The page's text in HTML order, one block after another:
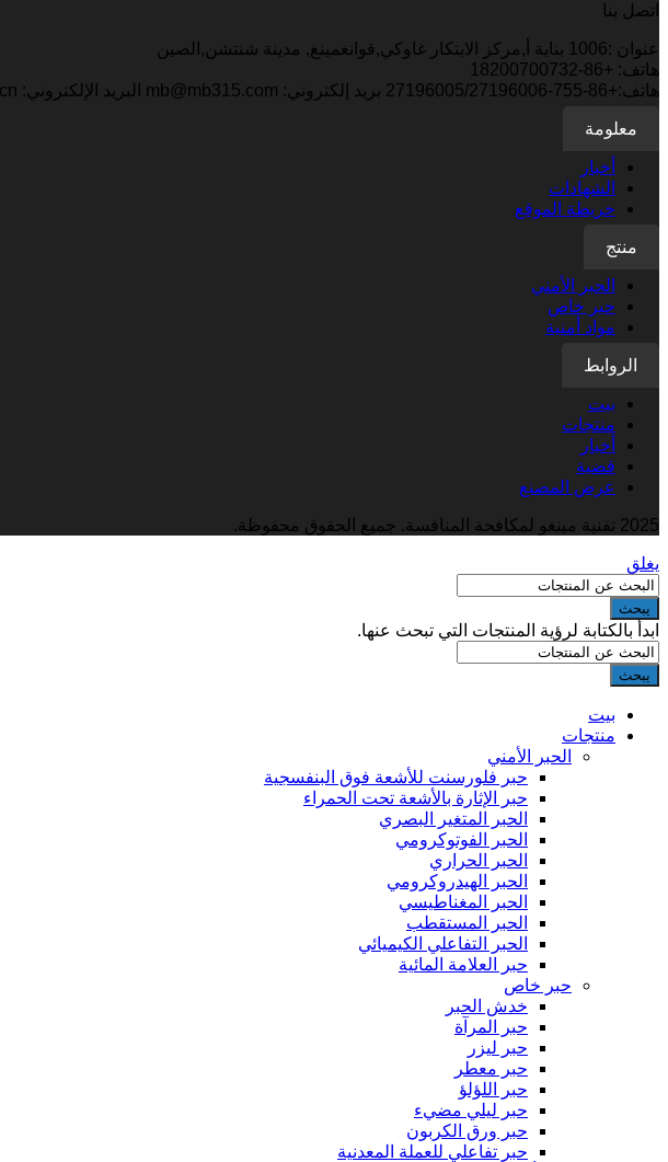
اتصل بنا
عنوان :1006 بناية أ,مركز الابتكار غاوكي,قوانغمينغ, مدينة شنتشن,الصين
هاتف: +86-18200700732
هاتف:+86-755-27196005/27196006 بريد إلكتروني: mb@mb315.com البريد الإلكتروني: mb002@mingbo.com.cn
معلومة
أخبار
الشهادات
خريطة الموقع
منتج
الحبر الأمني
حبر خاص
مواد أمنية
الروابط
بيت
منتجات
أخبار
قضية
عرض المصنع
2025 تقنية مينغو لمكافحة المنافسة. جميع الحقوق محفوظة.
يغلق
يبحث
ابدأ بالكتابة لرؤية المنتجات التي تبحث عنها.
يبحث
بيت
منتجات
الحبر الأمني
حبر فلورسنت للأشعة فوق البنفسجية
حبر الإثارة بالأشعة تحت الحمراء
الحبر المتغير البصري
الحبر الفوتوكرومي
الحبر الحراري
الحبر الهيدروكرومي
الحبر المغناطيسي
الحبر المستقطب
الحبر التفاعلي الكيميائي
حبر العلامة المائية
حبر خاص
خدش الحبر
حبر المرآة
حبر ليزر
حبر معطر
حبر اللؤلؤ
حبر ليلي مضيء
حبر ورق الكربون
حبر تفاعلي للعملة المعدنية